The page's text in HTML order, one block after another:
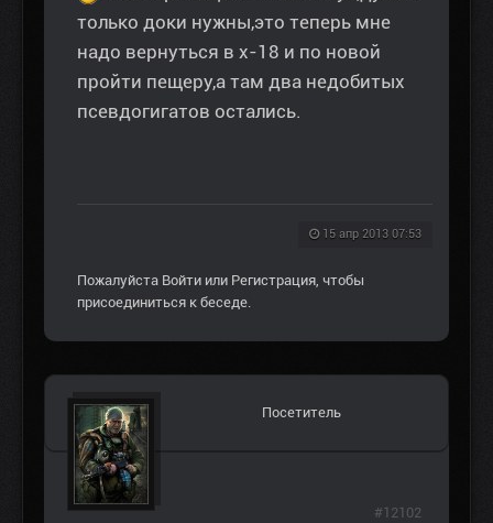
только доки нужны,это теперь мне
надо вернуться в х-18 и по новой
пройти пещеру,а там два недобитых
псевдогигатов остались.
15 апр 2013 07:53
Пожалуйста Войти или Регистрация, чтобы
присоединиться к беседе.
Посетитель
#12102